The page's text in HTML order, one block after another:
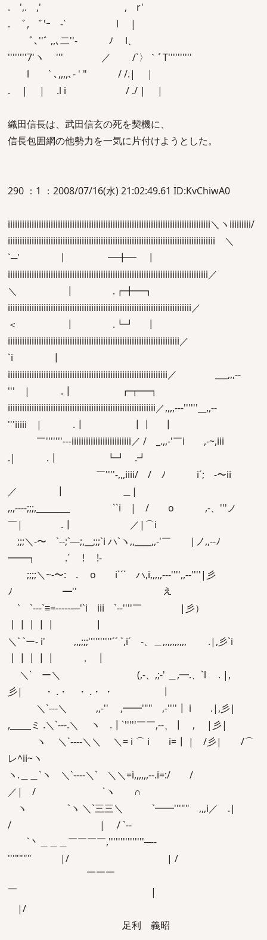
. ',. ,' , r'
. ﾞ, ﾞ'ｰ ‐` l |
ﾞ､''ﾞ ,,､二''‐ ﾉ l、
''''''''7'ヽ ''' ／ /`〉｀ﾞT''''''''''
l ` ､,,,,､- ' " / /.| |
. | | .l i / ./ | |
織田信長は、武田信玄の死を契機に、
信長包囲網の他勢力を一気に片付けようとした。
290 ：1 ：2008/07/16(水) 21:02:49.61 ID:KvChiwA0
iiiiiiiiiiiiiiiiiiiiiiiiiiiiiiiiiiiiiiiiiiiiiiiiiiiiiiiiiiiiiiiiiiiiiiiiiiiiiiiiiiiii＼ヽiiiiiiiii/
iiiiiiiiiiiiiiiiiiiiiiiiiiiiiiiiiiiiiiiiiiiiiiiiiiiiiiiiiiiiiiiiiiiiiiiiiiiiiiiiiiiiiii ＼
`─' ┃ ━╋━ ┃
iiiiiiiiiiiiiiiiiiiiiiiiiiiiiiiiiiiiiiiiiiiiiiiiiiiiiiiiiiiiiiiiiiiiiiiiiiiiiiiiiiii／
＼ ┃ .┏╋━┓
iiiiiiiiiiiiiiiiiiiiiiiiiiiiiiiiiiiiiiiiiiiiiiiiiiiiiiiiiiiiiiiiiiiiiiiiiiiii／
＜ ┃ .┗┛ ┃
iiiiiiiiiiiiiiiiiiiiiiiiiiiiiiiiiiiiiiiiiiiiiiiiiiiiiiiiiiiiiiiiiiiiiiii／
`i ┃
iiiiiiiiiiiiiiiiiiiiiiiiiiiiiiiiiiiiiiiiiiiiiiiiiiiiiiiiiiiiiiiiiii／ ___,,,--
''' | .┃ ┏┳━┓
iiiiiiiiiiiiiiiiiiiiiiiiiiiiiiiiiiiiiiiiiiiiiiiiiiiiiiiiiiiiii／,,,,---''''''__,,--
'''iiiii | .┃ ┃┃ ┃
￣'''''''---iiiiiiiiiiiiiiiiiiiiiiiii／ / _.,,-'￣i ,-~,iii
.| .┃ ┗┛ .┛
￣''''-,,,iiii/ / ﾉ i´; -〜ii
／ ┃ ＿|
,,,----;;;,________ ``i | / o ,-、'''ノ
￣| .┃ ／|⌒i
;;;＼-〜 `--;`─-;,__;;;`i ハ`ヽ,,____,,-'￣ |ノ,,--ﾉ
━━┓ .´ ! !-
;;;;＼~-〜: . o i`´` ハ,i,,,,,---'''',,--''''|彡
ﾉ ━'' え
` `---`≡=------─'`i iii `--''''￣ |彡）
┃┃┃┃┃ ┃
＼` `ー- i' ,,,;;;''''''''''´´ `,i´ -、＿,,,,,,,,,, .|,彡`i
┃┃┃┃┃ . ┃
＼` ー＼ (,-、,;-' ＿,━.、`l . |,
彡| ・ .・ ・ .・ ・ ┃
＼`---＼ ,,-'' ,━━'"" ,-''''┃ i .|,彡|
,_____ミ .＼`---.＼ ヽ .┃`'''''￣￣,--、┃ , |彡|
ヽ ＼`----＼＼ ＼= i ⌒ i i=┃ | /彡| /⌒
レ^ii~ヽ
ヽ.＿＿`ヽ ＼`----＼` ＼＼=i,,,,,,--.i=:/ /
／| / `ヽ ∩
ヽ `ヽ ＼`三三＼ `━━'''"" ,,,i／ .|
/ | / `--
`丶＿＿＿￣￣￣￣,'''''''''''''''─--
'''"""" |/ | /
￣￣￣
￣ |
|/
足利 義昭